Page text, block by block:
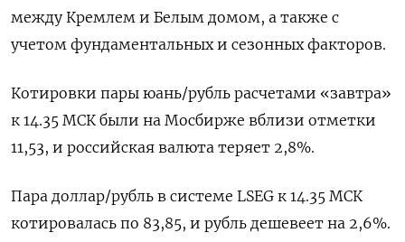
между Кремлем и Белым домом, а также с
учетом фундаментальных и сезонных факторов.
Котировки пары юань/рубль расчетами «завтра»
к 14.35 МСК были на Мосбирже вблизи отметки
11,53, и российская валюта теряет 2,8%.
Пара доллар/рубль в системе LSEG к 14.35 МСК
котировалась по 83,85, и рубль дешевеет на 2,6%.